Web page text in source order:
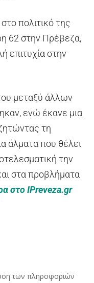
πολιτικό της
62 στην Πρέβεζα,
επιτυχία στην
μεταξύ άλλων
ενώ έκανε μια
τη
άλματα που θέλει
την
στα προβλήματα
στο IPreveza.gr
των πληροφοριών